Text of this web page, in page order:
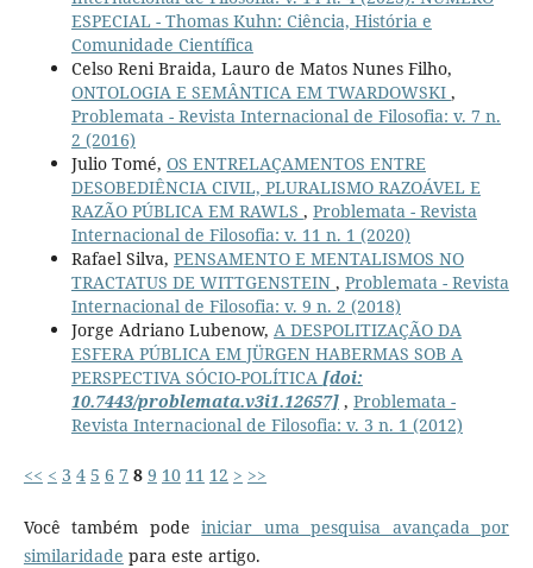
ESPECIAL - Thomas Kuhn: Ciência, História e
Comunidade Científica
Celso Reni Braida, Lauro de Matos Nunes Filho,
ONTOLOGIA E SEMÂNTICA EM TWARDOWSKI ,
Problemata - Revista Internacional de Filosofia: v. 7 n.
2 (2016)
Julio Tomé, OS ENTRELAÇAMENTOS ENTRE
DESOBEDIÊNCIA CIVIL, PLURALISMO RAZOÁVEL E
RAZÃO PÚBLICA EM RAWLS , Problemata - Revista
Internacional de Filosofia: v. 11 n. 1 (2020)
Rafael Silva, PENSAMENTO E MENTALISMOS NO
TRACTATUS DE WITTGENSTEIN , Problemata - Revista
Internacional de Filosofia: v. 9 n. 2 (2018)
Jorge Adriano Lubenow, A DESPOLITIZAÇÃO DA
ESFERA PÚBLICA EM JÜRGEN HABERMAS SOB A
PERSPECTIVA SÓCIO-POLÍTICA [doi:
10.7443/problemata.v3i1.12657], Problemata -
Revista Internacional de Filosofia: v. 3 n. 1 (2012)
<< < 3 4 5 6 7 8 9 10 11 12 > >>
Você também podeiniciar uma pesquisa avançada por
similaridade para este artigo.